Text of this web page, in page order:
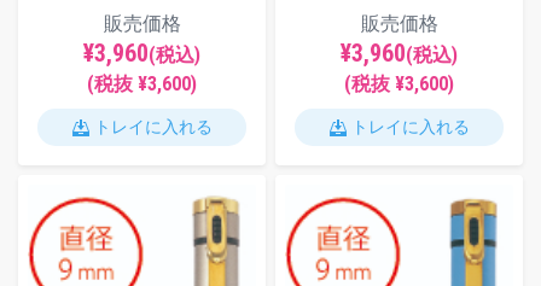
販売価格
¥3,960(税込)
(税抜 ¥3,600)
トレイに入れる
販売価格
¥3,960(税込)
(税抜 ¥3,600)
トレイに入れる